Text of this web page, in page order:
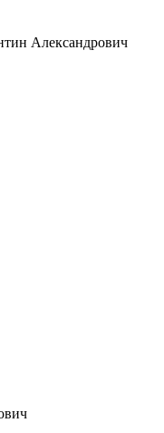
Александрович